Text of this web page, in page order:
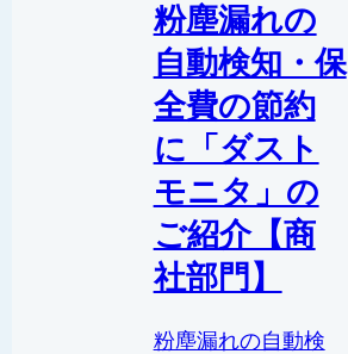
粉塵漏れの
自動検知・保
全費の節約
に「ダスト
モニタ」の
ご紹介【商
社部門】
粉塵漏れの自動検